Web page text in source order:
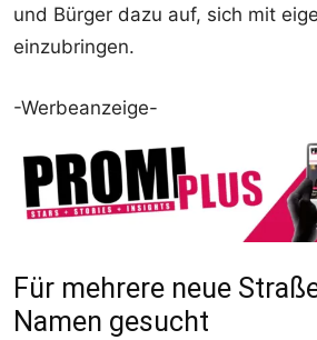
und Bürger dazu auf, sich mit
einzubringen.
-Werbeanzeige-
Für mehrere neue
Namen gesucht